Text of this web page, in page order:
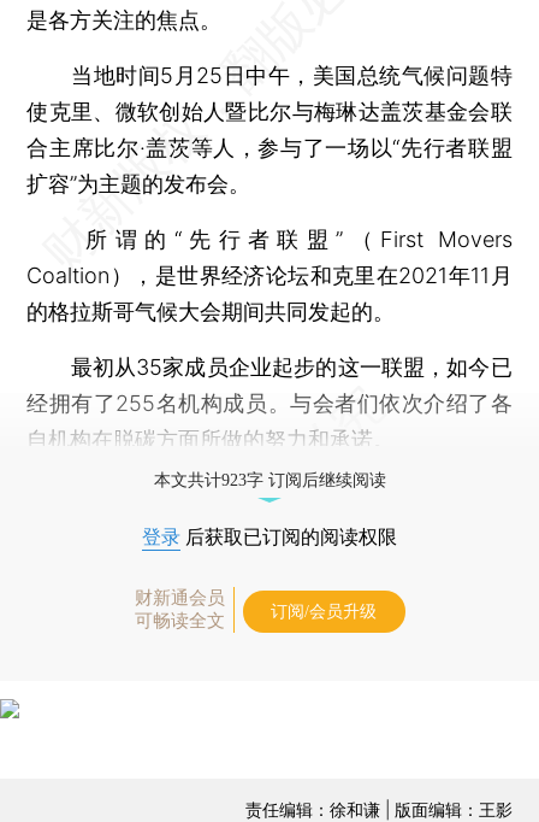
是各方关注的焦点。
当地时间5月25日中午，美国总统气候问题特
使克里、微软创始人暨比尔与梅琳达盖茨基金会联
合主席比尔·盖茨等人，参与了一场以“先行者联盟
扩容”为主题的发布会。
所谓的“先行者联盟”（First Movers
Coaltion），是世界经济论坛和克里在2021年11月
的格拉斯哥气候大会期间共同发起的。
最初从35家成员企业起步的这一联盟，如今已
经拥有了255名机构成员。与会者们依次介绍了各
自机构在脱碳方面所做的努力和承诺。
本文共计923字 订阅后继续阅读
登录 后获取已订阅的阅读权限
财新通会员
可畅读全文
订阅/会员升级
责任编辑：徐和谦 | 版面编辑：王影